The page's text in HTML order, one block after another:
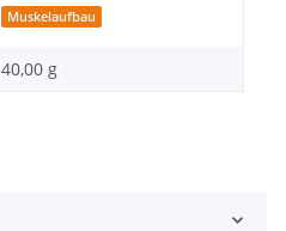
Muskelaufbau
40,00 g